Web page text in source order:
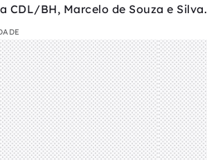
CDL/BH, Marcelo de Souza e Silva.